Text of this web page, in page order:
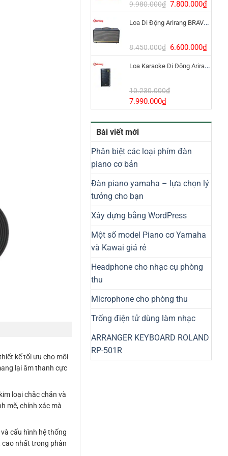
8.800.000₫.
9.980.000₫ Giá
gốc
là:
7.800.000₫Giá
hiện
tại
Loa Di Động Arirang BRAVO 8 800W Có Micro
8.450.000₫ Giá
gốc
là:
6.600.000₫Giá
hiện
tại
Loa Karaoke Di Động Arirang EDGE-X Model I
10.230.000₫
Giá
gốc
là:
10.230.000₫.
7.990.000₫Giá
hiện
tại
7.990.000₫.
Bài viết mới
Phân biệt các loại phím đàn
piano cơ bản
Đàn piano yamaha – lựa chọn lý
tưởng cho bạn
Xây dựng bằng WordPress
Một số model Piano cơ Yamaha
và Kawai giá rẻ
Headphone cho nhạc cụ phòng
thu
Microphone cho phòng thu
Trống điện tử dùng làm nhạc
ARRANGER KEYBOARD ROLAND
RP-501R
kế tối ưu cho môi
lại âm thanh cực
loại chắc chắn và
mẽ, chính xác mà
cấu hình hệ thống
cao nhất trong phân